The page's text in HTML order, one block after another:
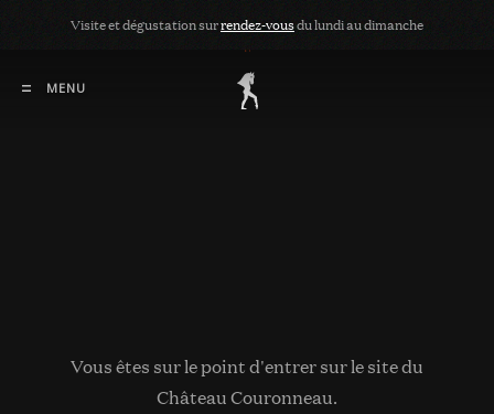
Visite et dégustation surrendez-vousdu lundi au dimanche
Vous êtes sur le point d'entrer sur le site du
Château Couronneau.